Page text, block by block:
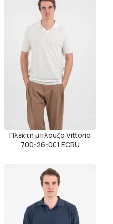
Πλεκτή μπλούζα Vittorio
700-26-001 ECRU